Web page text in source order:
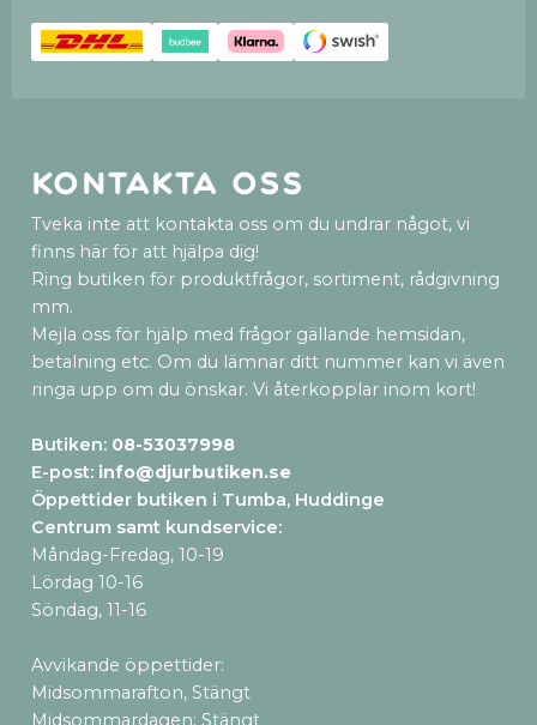
Kontakta oss
Tveka inte att kontakta oss om du undrar något, vi
finns här för att hjälpa dig!
Ring butiken för produktfrågor, sortiment, rådgivning
mm.
Mejla oss för hjälp med frågor gällande hemsidan,
betalning etc. Om du lämnar ditt nummer kan vi även
ringa upp om du önskar. Vi återkopplar inom kort!
Butiken: 08-53037998
E-post: info@djurbutiken.se
Öppettider butiken i Tumba, Huddinge
Centrum samt kundservice:
Måndag-Fredag, 10-19
Lördag 10-16
Söndag, 11-16
Avvikande öppettider:
Midsommarafton, Stängt
Midsommardagen: Stängt